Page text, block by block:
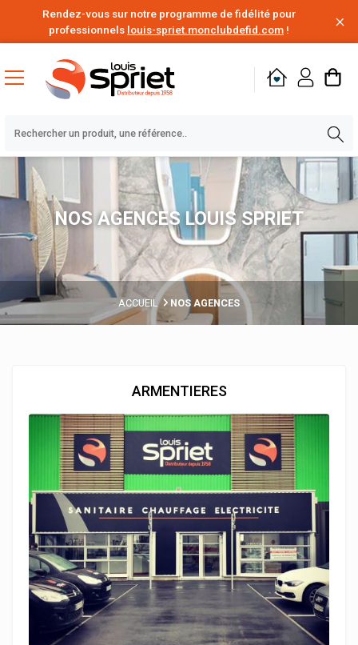
Rendez-vous sur notre programme de fidélité pour
professionnels louis-spriet.monclubdefid.com !
NOS AGENCES LOUIS SPRIET
ACCUEIL NOS AGENCES
ARMENTIERES